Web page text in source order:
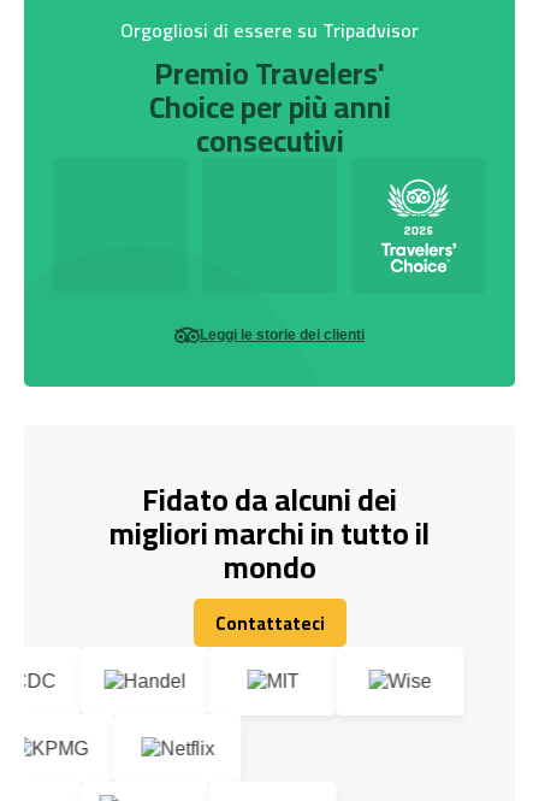
Orgogliosi di essere su Tripadvisor
Premio Travelers'
Choice per più anni
consecutivi
Leggi le storie dei clienti
Fidato da alcuni dei
migliori marchi in tutto il
mondo
Contattateci
Contattateci